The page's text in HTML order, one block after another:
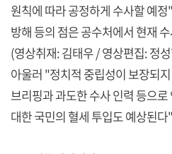
원칙에 따라 공정하게 수사할 예
방해 등의 점은 공수처에서 현재
(영상취재: 김태우 / 영상편집: 정
아울러 "정치적 중립성이 보장되
브리핑과 과도한 수사 인력 등으
대한 국민의 혈세 투입도 예상된